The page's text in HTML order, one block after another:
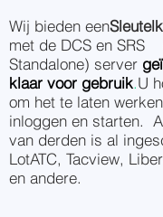
Wij bieden een
met de DCS en SRS
Standalone) server
klaar voor gebruik.U
om het te laten
inloggen en starten.
van derden is al
LotATC, Tacview,
en andere.